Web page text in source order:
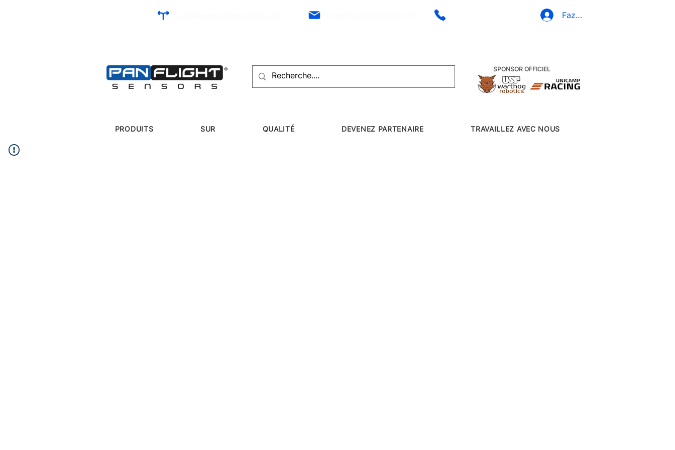
Fazer Login
SPONSOR OFFICIEL
PRODUITS SUR QUALITÉ DEVENEZ PARTENAIRE TRAVAILLEZ AVEC NOUS